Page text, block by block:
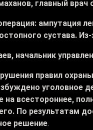
главный
ампутация
сустава.
начальник
правил
уголовное
на всестороннее,
По результатам
решение.